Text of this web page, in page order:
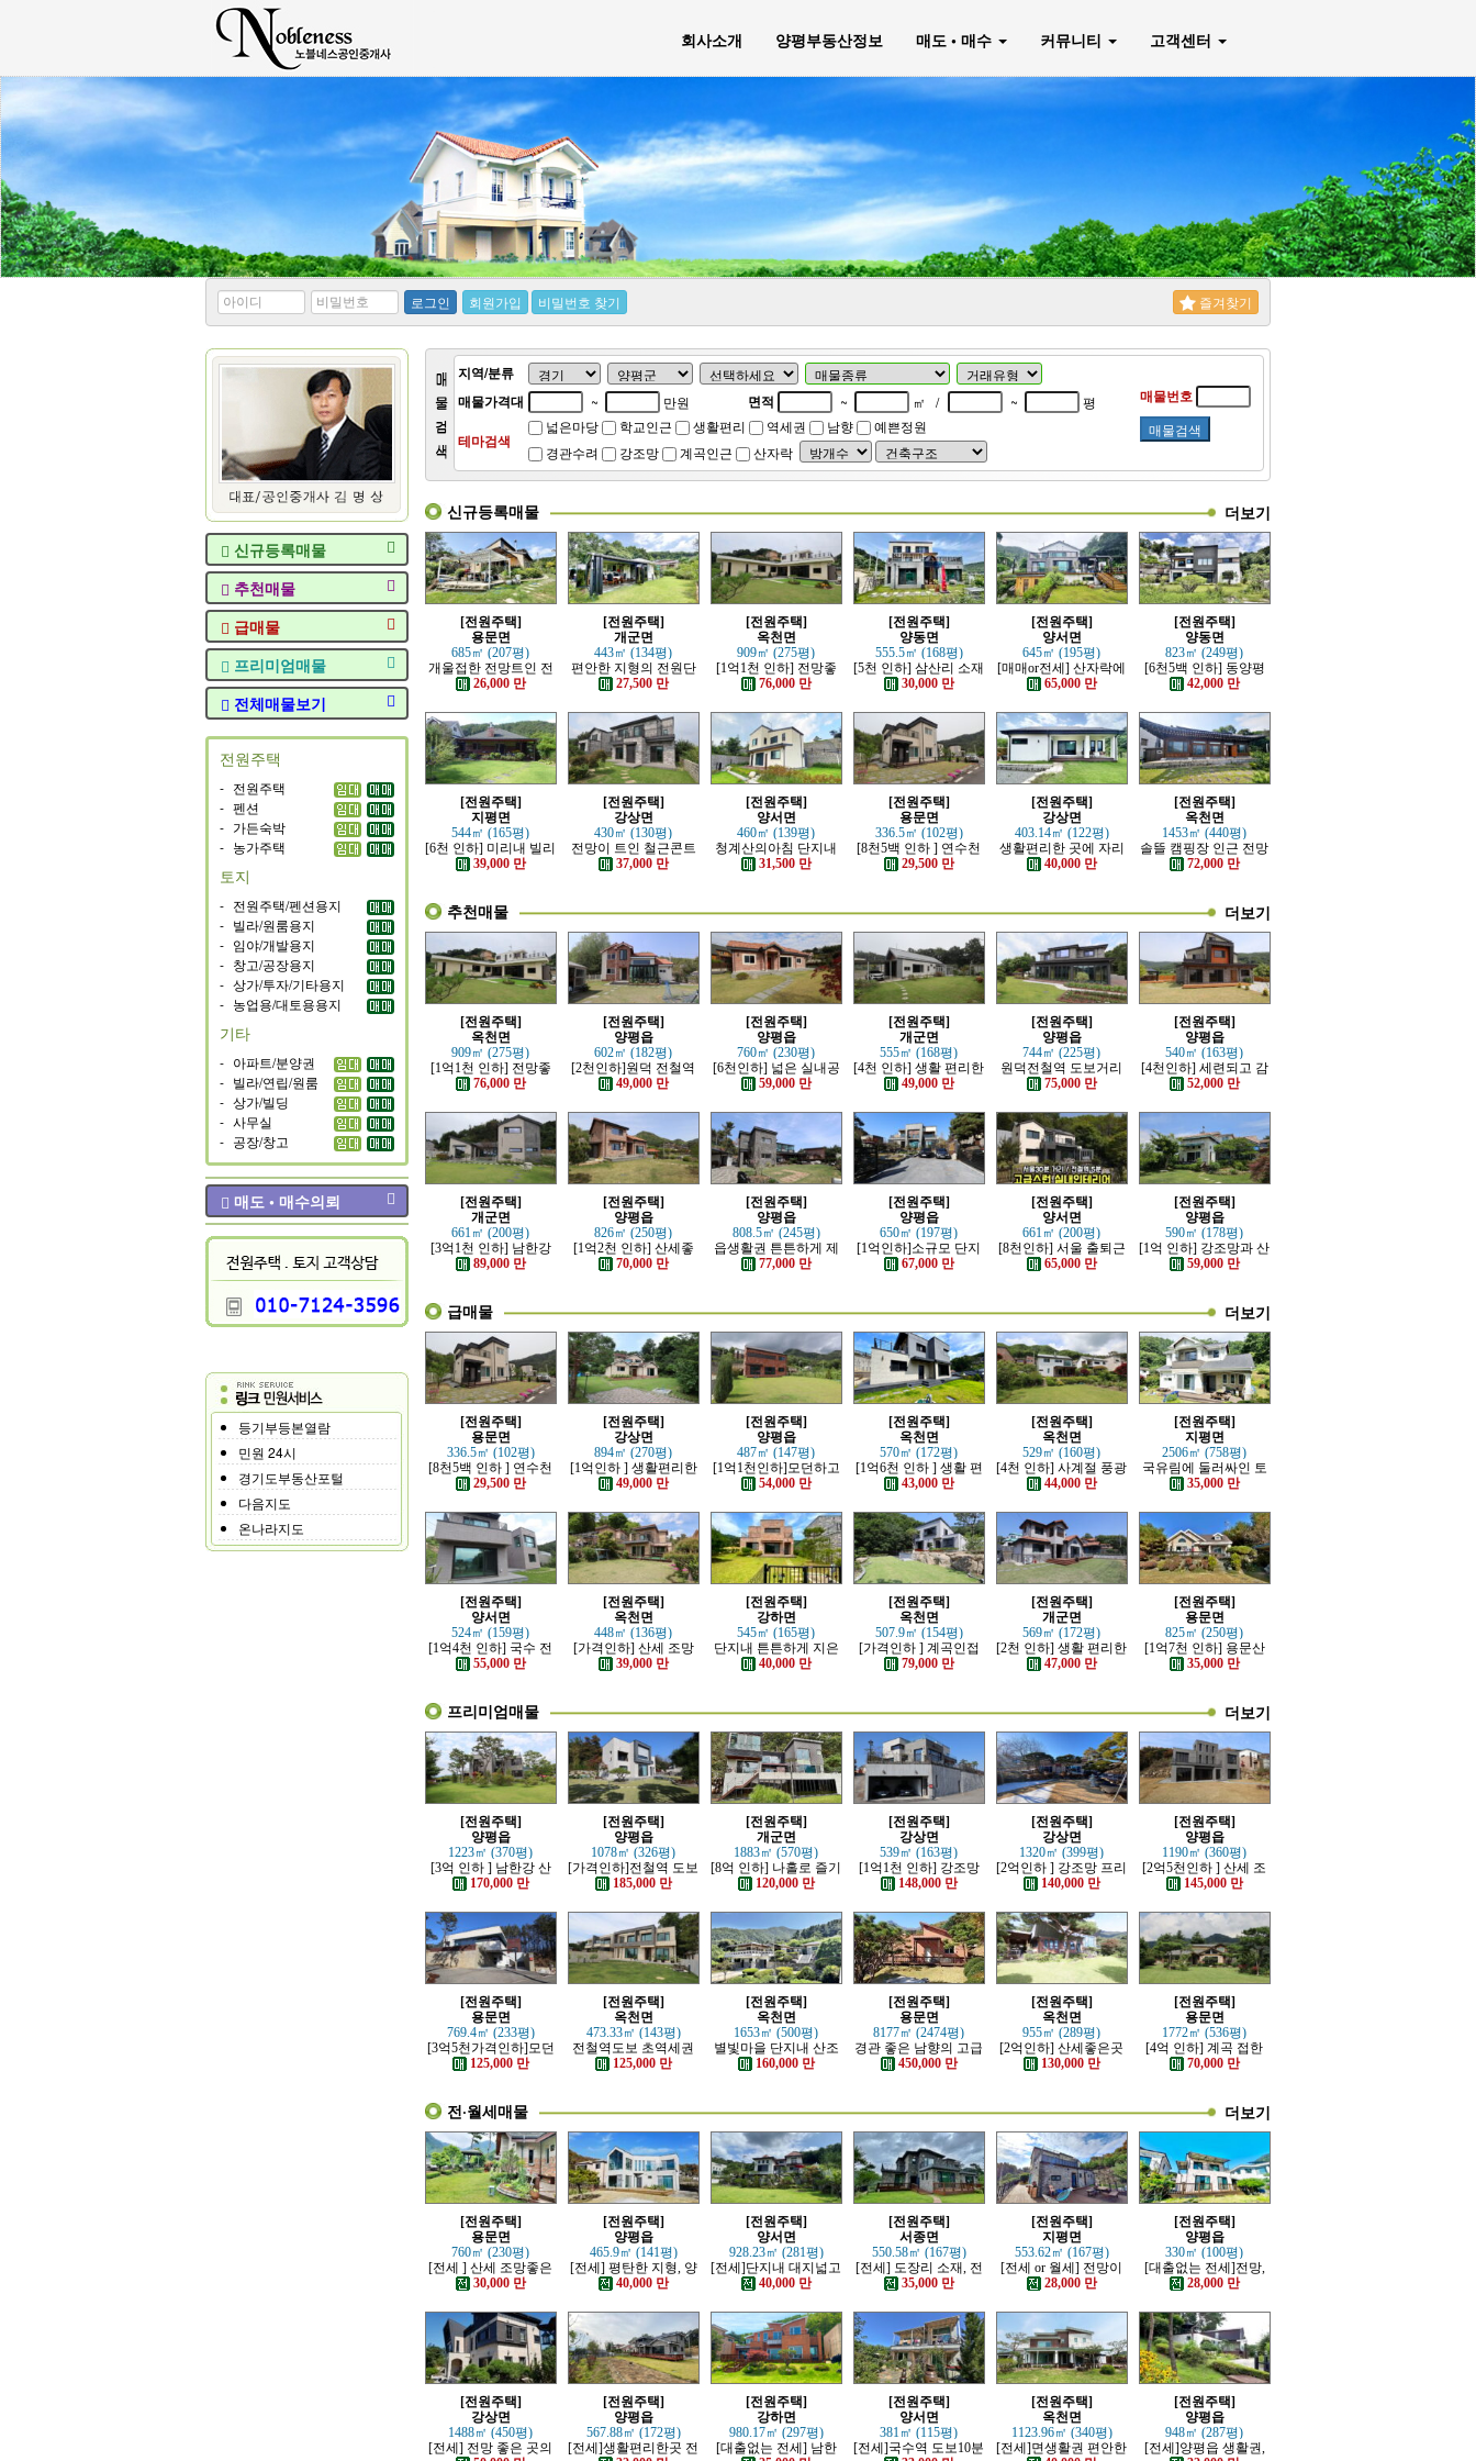
회사소개 양평부동산정보 매도 • 매수 커뮤니티 고객센터
*
아
디
*
비
번
호
로그인 회원가입 비밀번호 찾기 즐겨찾기
신규등록매물
추천매물
급매물
프리미엄매물
전체매물보기
전원주택
- 전원주택
- 펜션
- 가든숙박
- 농가주택
토지
- 전원주택/펜션용지
- 빌라/원룸용지
- 임야/개발용지
- 창고/공장용지
- 상가/투자/기타용지
- 농업용/대토용용지
기타
- 아파트/분양권
- 빌라/연립/원룸
- 상가/빌딩
- 사무실
- 공장/창고
매도 • 매수의뢰
등기부등본열람
민원 24시
경기도부동산포털
다음지도
온나라지도
지역/분류
매물번호
매물검색
매물가격대 ~ 만원 면적 ~ ㎡ / ~ 평
테마검색
넓은마당 학교인근 생활편리 역세권 남향
예쁜정원
경관수려
강조망 계곡인근 산자락
신규등록매물 더보기
[전원주택]
용문면
685㎡ (207평)
개울접한 전망트인 전
원주택
26,000 만
[전원주택]
개군면
443㎡ (134평)
편안한 지형의 전원단
지 내의 주택
27,500 만
[전원주택]
옥천면
909㎡ (275평)
[1억1천 인하] 전망좋
고 력셔리한 단층 철콘
전원주택
76,000 만
[전원주택]
양동면
555.5㎡ (168평)
[5천 인하] 삼산리 소재
튼튼한 철콘 전원주택
30,000 만
[전원주택]
양서면
645㎡ (195평)
[매매or전세] 산자락에
자리한 전망트인 전원
65,000 만
[전원주택]
양동면
823㎡ (249평)
[6천5백 인하] 동양평
IC, 양동역 가까운 전원
42,000 만
[전원주택]
지평면
544㎡ (165평)
[6천 인하] 미리내 빌리
지에 위치한 전원주택
39,000 만
[전원주택]
강상면
430㎡ (130평)
전망이 트인 철근콘트
리트 신축 주택
37,000 만
[전원주택]
양서면
460㎡ (139평)
청계산의아침 단지내
아담한 근생 주택
31,500 만
[전원주택]
용문면
336.5㎡ (102평)
[8천5백 인하 ] 연수천
가까운 튼튼하게 잘지
은 전원주택
29,500 만
[전원주택]
강상면
403.14㎡ (122평)
생활편리한 곳에 자리
한 단층 전원주택
40,000 만
[전원주택]
옥천면
1453㎡ (440평)
솔뜰 캠핑장 인근 전망
트인 통나무 근생주택
72,000 만
추천매물 더보기
[전원주택]
옥천면
909㎡ (275평)
[1억1천 인하] 전망좋
고 력셔리한 단층 철콘
전원주택
76,000 만
[전원주택]
양평읍
602㎡ (182평)
[2천인하]원덕 전철역
인근 전망 트인 예쁜전
49,000 만
[전원주택]
양평읍
760㎡ (230평)
[6천인하] 넓은 실내공
간 좋은 단층 근생주택
59,000 만
[전원주택]
개군면
555㎡ (168평)
[4천 인하] 생활 편리한
단지내 인테리어 예쁜
전원주택
49,000 만
[전원주택]
양평읍
744㎡ (225평)
원덕전철역 도보거리
추읍산 조망좋은 신축
전원주택
75,000 만
[전원주택]
양평읍
540㎡ (163평)
[4천인하] 세련되고 감
각적인 모던한 전원주
52,000 만
[전원주택]
개군면
661㎡ (200평)
[3억1천 인하] 남한강
조망 좋은 모던한 고급
전원주택
89,000 만
[전원주택]
양평읍
826㎡ (250평)
[1억2천 인하] 산세좋
고 읍생활 편리한 남향
의 전원주택
70,000 만
[전원주택]
양평읍
808.5㎡ (245평)
읍생활권 튼튼하게 제
대로 잘지은 전원주택
77,000 만
[전원주택]
양평읍
650㎡ (197평)
[1억인하]소규모 단지
내 제대로 잘지은 전원
67,000 만
[전원주택]
양서면
661㎡ (200평)
[8천인하] 서울 출퇴근
가능한 잘 지은 고급 전
65,000 만
[전원주택]
양평읍
590㎡ (178평)
[1억 인하] 강조망과 산
세 조망 좋은 고급 전원
59,000 만
급매물 더보기
[전원주택]
용문면
336.5㎡ (102평)
[8천5백 인하 ] 연수천
가까운 튼튼하게 잘지
은 전원주택
29,500 만
[전원주택]
강상면
894㎡ (270평)
[1억인하 ] 생활편리한
정남향의 관리 잘된 전
49,000 만
[전원주택]
양평읍
487㎡ (147평)
[1억1천인하]모던하고
심플한 신축전원주택
54,000 만
[전원주택]
옥천면
570㎡ (172평)
[1억6천 인하 ] 생활 편
리하고 전망 좋은 근생
43,000 만
[전원주택]
옥천면
529㎡ (160평)
[4천 인하] 사계절 풍광
좋고 전망이 트인 전원
44,000 만
[전원주택]
지평면
2506㎡ (758평)
국유림에 둘러싸인 토
지 넓은 전원주택
35,000 만
[전원주택]
양서면
524㎡ (159평)
[1억4천 인하] 국수 전
철역 인근 제대로 잘 지
은 신축 전원주택
55,000 만
[전원주택]
옥천면
448㎡ (136평)
[가격인하] 산세 조망
좋은 남향 전원주택
39,000 만
[전원주택]
강하면
545㎡ (165평)
단지내 튼튼하게 지은
전원주택
40,000 만
[전원주택]
옥천면
507.9㎡ (154평)
[가격인하 ] 계곡인접
산세 조망 좋은 남향의
전원주택
79,000 만
[전원주택]
개군면
569㎡ (172평)
[2천 인하] 생활 편리한
단지내 잘 관리된 전원
47,000 만
[전원주택]
용문면
825㎡ (250평)
[1억7천 인하] 용문산
관광단지 초입마을 남
35,000 만
프리미엄매물 더보기
[전원주택]
양평읍
1223㎡ (370평)
[3억 인하 ] 남한강 산
책로 접한 최고급 전원
170,000 만
[전원주택]
양평읍
1078㎡ (326평)
[가격인하]전철역 도보
강조망 되는 고급 전원
185,000 만
[전원주택]
개군면
1883㎡ (570평)
[8억 인하] 나홀로 즐기
는 남한강 조망의 고급
전원주택
120,000 만
[전원주택]
강상면
539㎡ (163평)
[1억1천 인하] 강조망
과 명산이 보이는 호텔
급 전원주택
148,000 만
[전원주택]
강상면
1320㎡ (399평)
[2억인하 ] 강조망 프리
미엄 고급전원주택
140,000 만
[전원주택]
양평읍
1190㎡ (360평)
[2억5천인하 ] 산세 조
망 좋은 럭셔리 고급 전
145,000 만
[전원주택]
용문면
769.4㎡ (233평)
[3억5천가격인하]모던
하고 고급스러운 본채,
별채있는 전원주택
125,000 만
[전원주택]
옥천면
473.33㎡ (143평)
전철역도보 초역세권
강조망 고급전원주택
125,000 만
[전원주택]
옥천면
1653㎡ (500평)
별빛마을 단지내 산조
망 좋은 전원주택
160,000 만
[전원주택]
용문면
8177㎡ (2474평)
경관 좋은 남향의 고급
전원주택
450,000 만
[전원주택]
옥천면
955㎡ (289평)
[2억인하] 산세좋은곳
전망좋은 고급전원주
130,000 만
[전원주택]
용문면
1772㎡ (536평)
[4억 인하] 계곡 접한
터 넓은 전원주택
70,000 만
전·월세매물 더보기
[전원주택]
용문면
760㎡ (230평)
[전세 ] 산세 조망좋은
정원 예쁜, 단층주택
30,000 만
[전원주택]
양평읍
465.9㎡ (141평)
[전세] 평탄한 지형, 양
평시내 차량 접근성 우
수한 전원주택
40,000 만
[전원주택]
양서면
928.23㎡ (281평)
[전세]단지내 대지넓고
전망이트인 전원주택
40,000 만
[전원주택]
서종면
550.58㎡ (167평)
[전세] 도장리 소재, 전
망 좋은 전원마을 철근
콘크리트 주택
35,000 만
[전원주택]
지평면
553.62㎡ (167평)
[전세 or 월세] 전망이
트인 잘지은 근생 전원
28,000 만
[전원주택]
양평읍
330㎡ (100평)
[대출없는 전세]전망,
접근성 좋은 전원주택
28,000 만
[전원주택]
강상면
1488㎡ (450평)
[전세] 전망 좋은 곳의
[전원주택]
양평읍
567.88㎡ (172평)
[전세]생활편리한곳 전
[전원주택]
강하면
980.17㎡ (297평)
[대출없는 전세] 남한
[전원주택]
양서면
381㎡ (115평)
[전세]국수역 도보10분
[전원주택]
옥천면
1123.96㎡ (340평)
[전세]면생활권 편안한
[전원주택]
양평읍
948㎡ (287평)
[전세]양평읍 생활권,